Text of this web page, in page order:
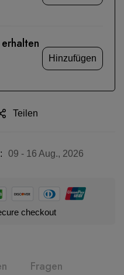
Hinzufügen
Teilen
09 - 16 Aug., 2026
checkout
Fragen